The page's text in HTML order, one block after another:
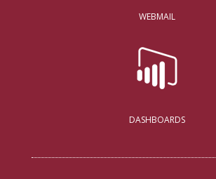
WEBMAIL
DASHBOARDS